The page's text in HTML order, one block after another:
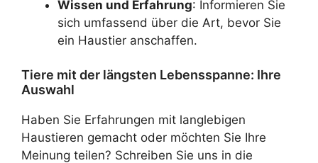
Wissen und Erfahrung: Informieren Sie
sich umfassend über die Art, bevor Sie
ein Haustier anschaffen.
Tiere mit der längsten Lebensspanne: Ihre
Auswahl
Haben Sie Erfahrungen mit langlebigen
Haustieren gemacht oder möchten Sie Ihre
Meinung teilen? Schreiben Sie uns in die